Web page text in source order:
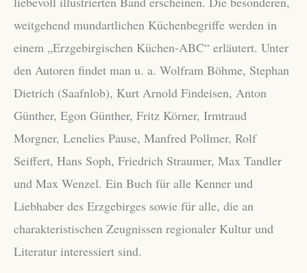
weitgehend mundartlichen Küchenbegriffe werden in
einem „Erzgebirgischen Küchen-ABC“ erläutert. Unter
den Autoren findet man u. a. Wolfram Böhme, Stephan
Dietrich (Saafnlob), Kurt Arnold Findeisen, Anton
Günther, Egon Günther, Fritz Körner, Irmtraud
Morgner, Lenelies Pause, Manfred Pollmer, Rolf
Seiffert, Hans Soph, Friedrich Straumer, Max Tandler
und Max Wenzel. Ein Buch für alle Kenner und
Liebhaber des Erzgebirges sowie für alle, die an
charakteristischen Zeugnissen regionaler Kultur und
Literatur interessiert sind.